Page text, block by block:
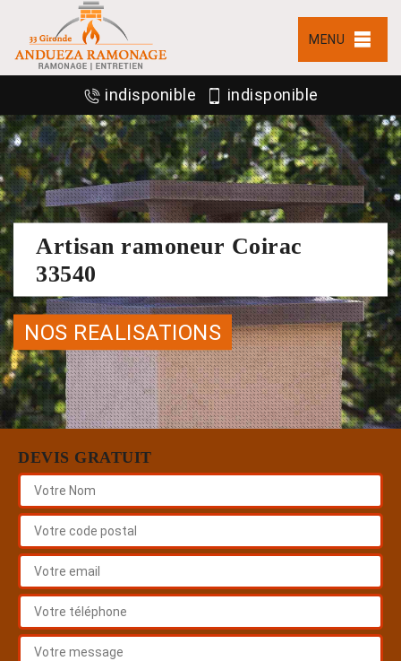
MENU
indisponible indisponible
Artisan ramoneur Coirac
33540
NOS REALISATIONS
DEVIS GRATUIT